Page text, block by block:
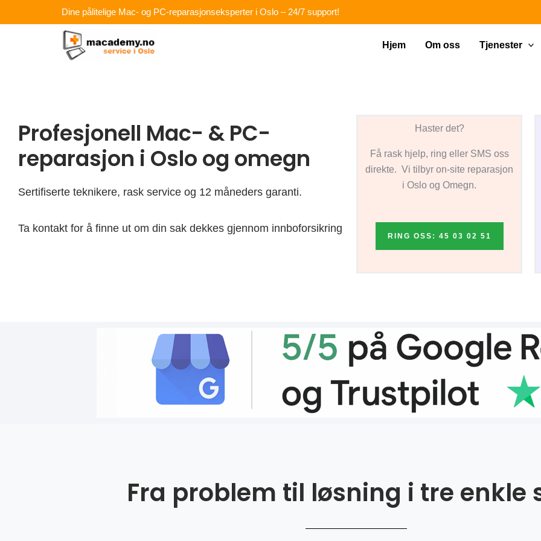
rett
Dine pålitelige Mac- og PC-reparasjonseksperter i Oslo – 24/7 support!
Hjem Om oss Tjenester
Profesjonell Mac- & PC-
reparasjon i Oslo og omegn
Sertifiserte teknikere, rask service og 12 måneders garanti.
Ta kontakt for å finne ut om din sak dekkes gjennom innboforsikring
Haster det?
Få rask hjelp, ring eller SMS oss
direkte. Vi tilbyr on-site reparasjon
i Oslo og Omegn.
RING OSS: 45 03 02 51
Fra problem til løsning i tre enkle